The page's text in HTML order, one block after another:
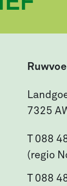
7325
T 088
(regio
T 088